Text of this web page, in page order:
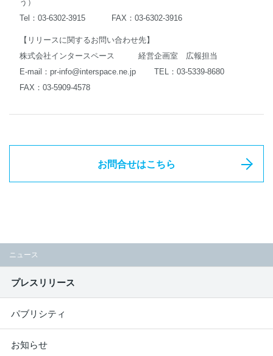
う）
Tel：03-6302-3915 FAX：03-6302-3916
【リリースに関するお問い合わせ先】
株式会社インタースペース 経営企画室 広報担当
E-mail： pr-info@interspace.ne.jpTEL：03-5339-8680
FAX：03-5909-4578
お問合せはこちら
ニュース
プレスリリース
パブリシティ
お知らせ